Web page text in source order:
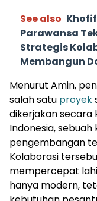
See also
Parawansa
Strategis
Membangun
Menurut Amin,
salah satu proyek
dikerjakan secara
Indonesia,
pengembangan
Kolaborasi
mempercepat
hanya modern,